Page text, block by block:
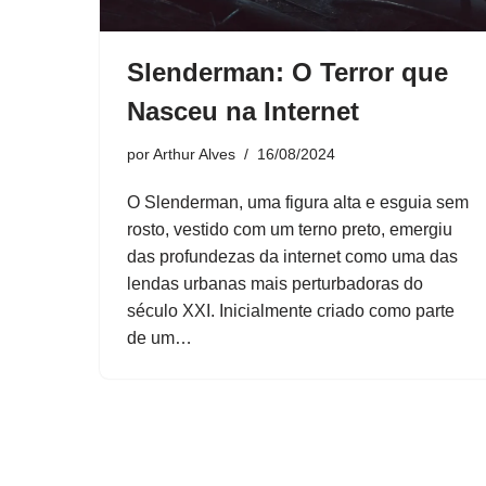
Slenderman: O Terror que
Nasceu na Internet
porArthur Alves 16/08/2024
O Slenderman, uma figura alta e esguia sem
rosto, vestido com um terno preto, emergiu
das profundezas da internet como uma das
lendas urbanas mais perturbadoras do
século XXI. Inicialmente criado como parte
de um…